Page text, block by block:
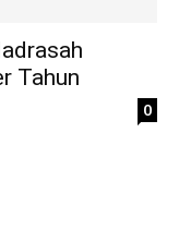
Tahun
0